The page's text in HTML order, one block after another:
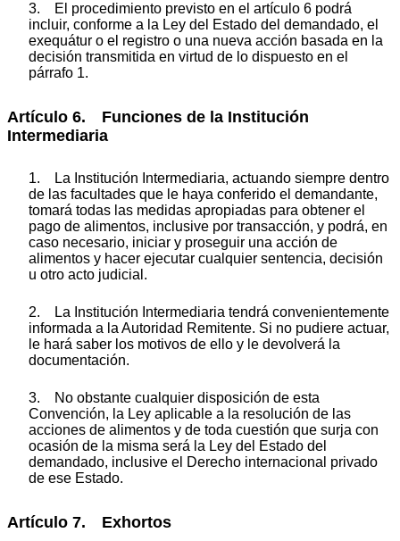
3. El procedimiento previsto en el artículo 6 podrá
incluir, conforme a la Ley del Estado del demandado, el
exequátur o el registro o una nueva acción basada en la
decisión transmitida en virtud de lo dispuesto en el
párrafo 1.
Artículo 6. Funciones de la Institución
Intermediaria
1. La Institución Intermediaria, actuando siempre dentro
de las facultades que le haya conferido el demandante,
tomará todas las medidas apropiadas para obtener el
pago de alimentos, inclusive por transacción, y podrá, en
caso necesario, iniciar y proseguir una acción de
alimentos y hacer ejecutar cualquier sentencia, decisión
u otro acto judicial.
2. La Institución Intermediaria tendrá convenientemente
informada a la Autoridad Remitente. Si no pudiere actuar,
le hará saber los motivos de ello y le devolverá la
documentación.
3. No obstante cualquier disposición de esta
Convención, la Ley aplicable a la resolución de las
acciones de alimentos y de toda cuestión que surja con
ocasión de la misma será la Ley del Estado del
demandado, inclusive el Derecho internacional privado
de ese Estado.
Artículo 7. Exhortos